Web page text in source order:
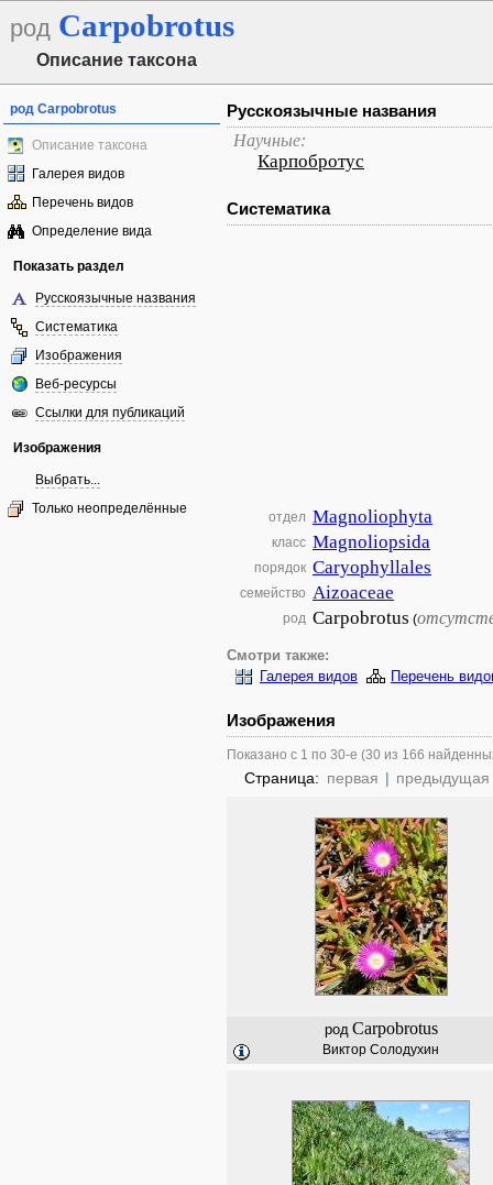
род Carpobrotus
Описание таксона
род Carpobrotus
Описание таксона
Галерея видов
Перечень видов
Определение вида
Показать раздел
Русскоязычные названия
Систематика
Изображения
Веб-ресурсы
Ссылки для публикаций
Изображения
Выбрать...
Только неопределённые
Русскоязычные названия
Научные:
Карпобротус
Систематика
отдел Magnoliophyta
класс Magnoliopsida
порядок Caryophyllales
семейство Aizoaceae
род Carpobrotus (
Смотри также:
Галерея видов
Перечень
Изображения
Показано с 1 по 30-е (30 из 166
Страница: первая | предыдущая
род Carpobrotus
Виктор Солодухин